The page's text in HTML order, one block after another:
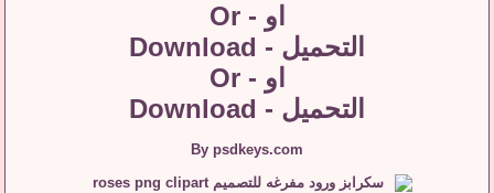
او - Or
التحميل - Download
او - Or
التحميل - Download
By psdkeys.com